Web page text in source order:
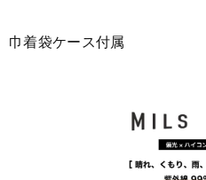
巾着袋ケース付属